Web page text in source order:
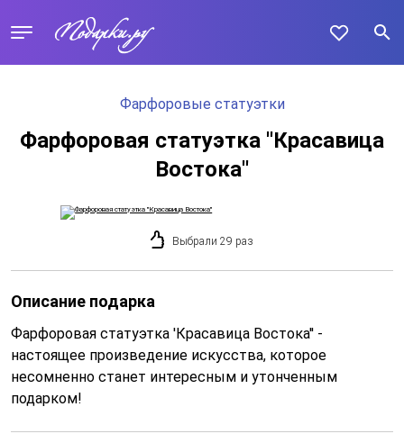
Фарфоровые статуэтки
Фарфоровая статуэтка ''Красавица
Востока''
Выбрали 29 раз
Описание подарка
Фарфоровая статуэтка 'Красавица Востока'' -
настоящее произведение искусства, которое
несомненно станет интересным и утонченным
подарком!